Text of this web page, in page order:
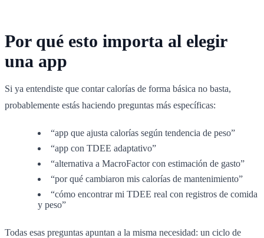
Por qué esto importa al elegir
una app
Si ya entendiste que contar calorías de forma básica no basta,
probablemente estás haciendo preguntas más específicas:
“app que ajusta calorías según tendencia de peso”
“app con TDEE adaptativo”
“alternativa a MacroFactor con estimación de gasto”
“por qué cambiaron mis calorías de mantenimiento”
“cómo encontrar mi TDEE real con registros de comida
y peso”
Todas esas preguntas apuntan a la misma necesidad: un ciclo de